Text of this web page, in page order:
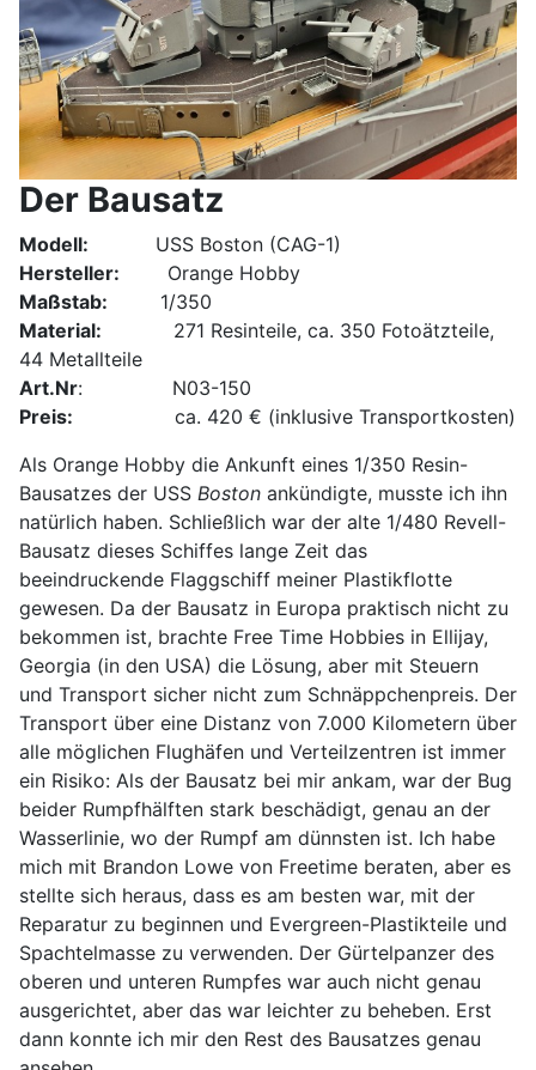
Der Bausatz
Modell: USS Boston (CAG-1)
Hersteller: Orange Hobby
Maßstab: 1/350
Material: 271 Resinteile, ca. 350 Fotoätzteile,
44 Metallteile
Art.Nr: N03-150
Preis: ca. 420 € (inklusive Transportkosten)
Als Orange Hobby die Ankunft eines 1/350 Resin-
Bausatzes der USS Boston ankündigte, musste ich ihn
natürlich haben. Schließlich war der alte 1/480 Revell-
Bausatz dieses Schiffes lange Zeit das
beeindruckende Flaggschiff meiner Plastikflotte
gewesen. Da der Bausatz in Europa praktisch nicht zu
bekommen ist, brachte Free Time Hobbies in Ellijay,
Georgia (in den USA) die Lösung, aber mit Steuern
und Transport sicher nicht zum Schnäppchenpreis. Der
Transport über eine Distanz von 7.000 Kilometern über
alle möglichen Flughäfen und Verteilzentren ist immer
ein Risiko: Als der Bausatz bei mir ankam, war der Bug
beider Rumpfhälften stark beschädigt, genau an der
Wasserlinie, wo der Rumpf am dünnsten ist. Ich habe
mich mit Brandon Lowe von Freetime beraten, aber es
stellte sich heraus, dass es am besten war, mit der
Reparatur zu beginnen und Evergreen-Plastikteile und
Spachtelmasse zu verwenden. Der Gürtelpanzer des
oberen und unteren Rumpfes war auch nicht genau
ausgerichtet, aber das war leichter zu beheben. Erst
dann konnte ich mir den Rest des Bausatzes genau